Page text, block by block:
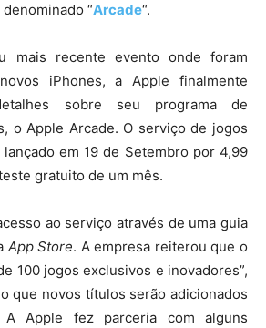
“Arcade“.
mais recente evento onde foram
iPhones, a Apple finalmente
sobre seu programa de
o Apple Arcade. O serviço de jogos
em 19 de Setembro por 4,99
gratuito de um mês.
ao serviço através de uma guia
App Store. A empresa reiterou que o
100 jogos exclusivos e inovadores”,
que novos títulos serão adicionados
Apple fez parceria com alguns